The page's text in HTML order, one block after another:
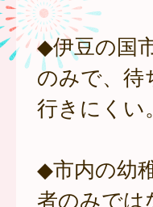
◆伊豆の国
のみで、待
行きにくい
◆市内の幼
者のみでは